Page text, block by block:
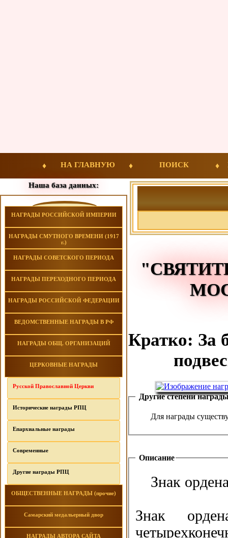
НА ГЛАВНУЮ ПОИСК
Наша база данных:
НАГРАДЫ РОССИЙСКОЙ ИМПЕРИИ
НАГРАДЫ СМУТНОГО ВРЕМЕНИ (1917
г.)
НАГРАДЫ СОВЕТСКОГО ПЕРИОДА
НАГРАДЫ ПЕРЕХОДНОГО ПЕРИОДА
НАГРАДЫ РОССИЙСКОЙ ФЕДЕРАЦИИ
ВЕДОМСТВЕННЫЕ НАГРАДЫ В РФ
НАГРАДЫ ОБЩ. ОРГАНИЗАЦИЙ
ЦЕРКОВНЫЕ НАГРАДЫ
Русской Православной Церкви
Исторические награды РПЦ
Епархиальные награды
Современные
Другие награды РПЦ
ОБЩЕСТВЕННЫЕ НАГРАДЫ (прочие)
Самарский медальерный двор
НАГРАДЫ АВТОРА САЙТА
Кратко: За
Другие степени
Для награды
Описание
Знак
Знак